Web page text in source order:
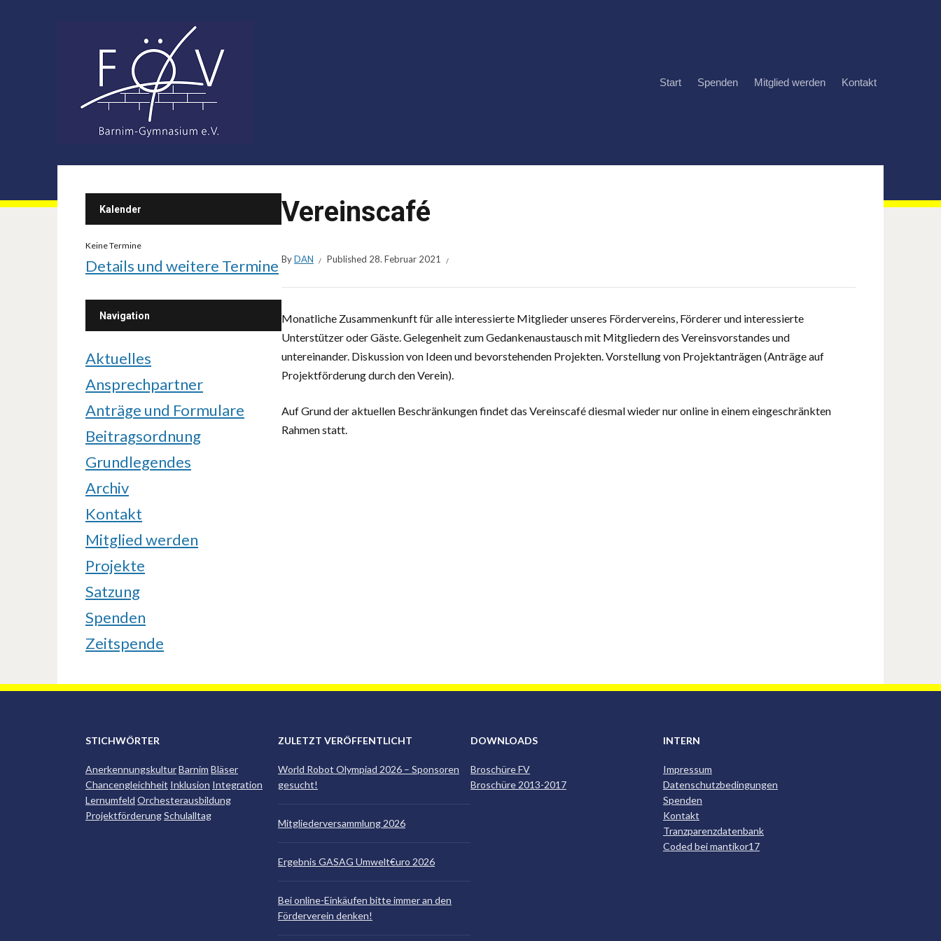
Start Spenden Mitglied werden Kontakt
Vereinscafé
ByDAN Published 28. Februar 2021
Monatliche Zusammenkunft für alle interessierte Mitglieder unseres Fördervereins, Förderer und interessierte
Unterstützer oder Gäste. Gelegenheit zum Gedankenaustausch mit Mitgliedern des Vereinsvorstandes und
untereinander. Diskussion von Ideen und bevorstehenden Projekten. Vorstellung von Projektanträgen (Anträge auf
Projektförderung durch den Verein).
Auf Grund der aktuellen Beschränkungen findet das Vereinscafé diesmal wieder nur online in einem eingeschränkten
Rahmen statt.
Kalender
Keine Termine
Details und weitere Termine
Navigation
Aktuelles
Ansprechpartner
Anträge und Formulare
Beitragsordnung
Grundlegendes
Archiv
Kontakt
Mitglied werden
Projekte
Satzung
Spenden
Zeitspende
STICHWÖRTER
AnerkennungskulturBarnim Bläser
Chancengleichheit Inklusion Integration
Lernumfeld Orchesterausbildung
ProjektförderungSchulalltag
ZULETZT VERÖFFENTLICHT
World Robot Olympiad 2026 – Sponsoren
gesucht!
Mitgliederversammlung 2026
Ergebnis GASAG Umwelt€uro 2026
Bei online-Einkäufen bitte immer an den
Förderverein denken!
DOWNLOADS
Broschüre FV
Broschüre 2013-2017
INTERN
Impressum
Datenschutzbedingungen
Spenden
Kontakt
Tranzparenzdatenbank
Coded bei mantikor17